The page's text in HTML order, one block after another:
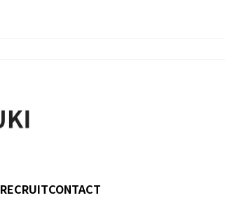
RECRUITCONTACT